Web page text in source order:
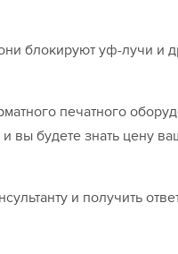
блокируют уф-лучи и
печатного
вы будете знать цену
и получить